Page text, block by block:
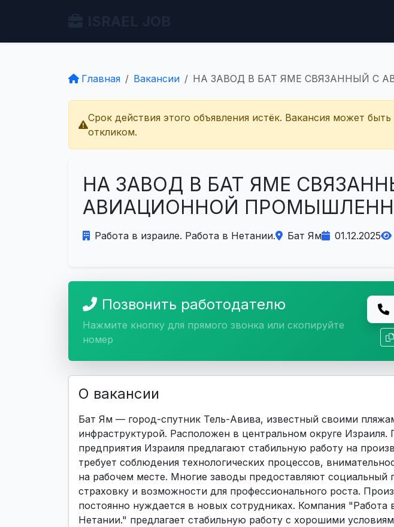
Главная Вакансии НА ЗАВОД В БАТ ЯМЕ СВЯЗАННЫЙ С
Срок действия этого объявления истёк. Вакансия может
откликом.
НА ЗАВОД В БАТ ЯМЕ
АВИАЦИОННОЙ
Работа в израиле. Работа в Нетании. Бат Ям 01.12.2025
Позвонить работодателю
Нажмите кнопку для прямого звонка или скопируйте
номер
О вакансии
Бат Ям — город-спутник Тель-Авива, известный своими
инфраструктурой. Расположен в центральном округе
предприятия Израиля предлагают стабильную работу на
требует соблюдения технологических процессов,
на рабочем месте. Многие заводы предоставляют социальный
страховку и возможности для профессионального роста.
постоянно нуждается в новых сотрудниках. Компания "Работа
Нетании." предлагает стабильную работу с хорошими